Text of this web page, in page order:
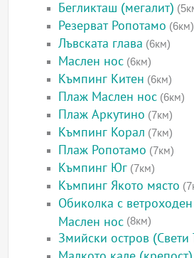
Бегликташ (мегалит)
Резерват Ропотамо (6км)
Лъвската глава (6км)
Маслен нос (6км)
Къмпинг Китен (6км)
Плаж Маслен нос (6км)
Плаж Аркутино (7км)
Къмпинг Корал (7км)
Плаж Ропотамо (7км)
Къмпинг Юг (7км)
Къмпинг Якото място
Обиколка с
Маслен нос (8км)
Змийски остров (Свети